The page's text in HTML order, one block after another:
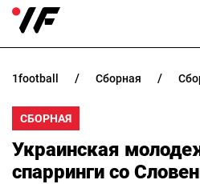
НОВОСТИ
ПРОГНОЗЫ
БУКМЕКЕРЫ
1football сборная
СБОРНАЯ
Украинская
спарринги со